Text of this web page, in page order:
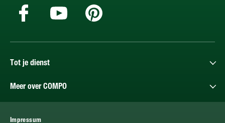
Tot je dienst
Meer over COMPO
Impressum